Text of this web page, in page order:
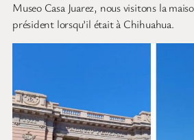
Museo Casa Juarez, nous visitons la
président lorsqu’il était à Chihuahua.